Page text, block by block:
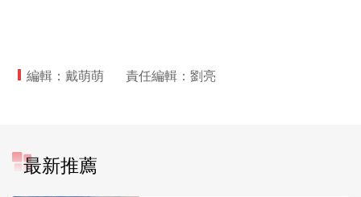
編輯：戴萌萌 責任編輯：劉亮
最新推薦